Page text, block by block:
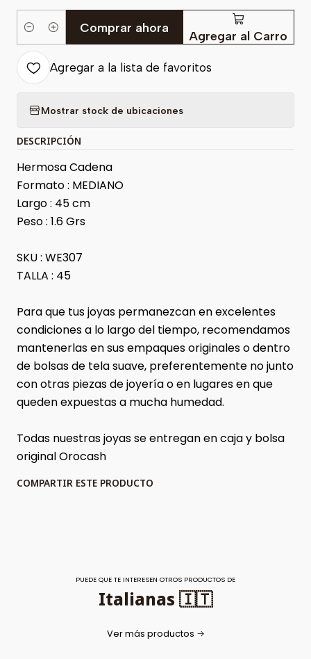
Cantidad Agregar al Carro
Comprar ahora
Agregar a la lista de favoritos
Mostrar stock de ubicaciones
DESCRIPCIÓN
Hermosa Cadena
Formato : MEDIANO
Largo : 45 cm
Peso : 1.6 Grs
SKU : WE307
TALLA : 45
Para que tus joyas permanezcan en excelentes
condiciones a lo largo del tiempo, recomendamos
mantenerlas en sus empaques originales o dentro
de bolsas de tela suave, preferentemente no junto
con otras piezas de joyería o en lugares en que
queden expuestas a mucha humedad.
Todas nuestras joyas se entregan en caja y bolsa
original Orocash
COMPARTIR ESTE PRODUCTO
PUEDE QUE TE INTERESEN OTROS PRODUCTOS DE
Italianas 🇮🇹
Ver más productos